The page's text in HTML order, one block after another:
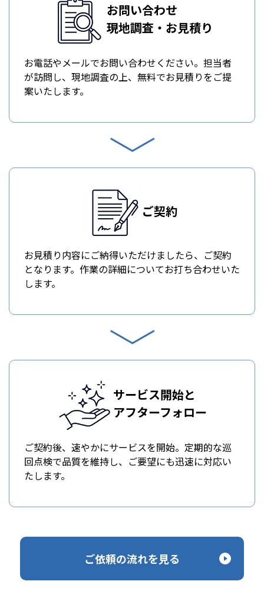
お問い合わせ
現地調査・お見積り
お電話やメールでお問い合わせください。担当者
が訪問し、現地調査の上、無料でお見積りをご提
案いたします。
ご契約
お見積り内容にご納得いただけましたら、ご契約
となります。作業の詳細についてお打ち合わせいた
します。
サービス開始と
アフターフォロー
ご契約後、速やかにサービスを開始。定期的な巡
回点検で品質を維持し、ご要望にも迅速に対応い
たします。
ご依頼の流れを見る